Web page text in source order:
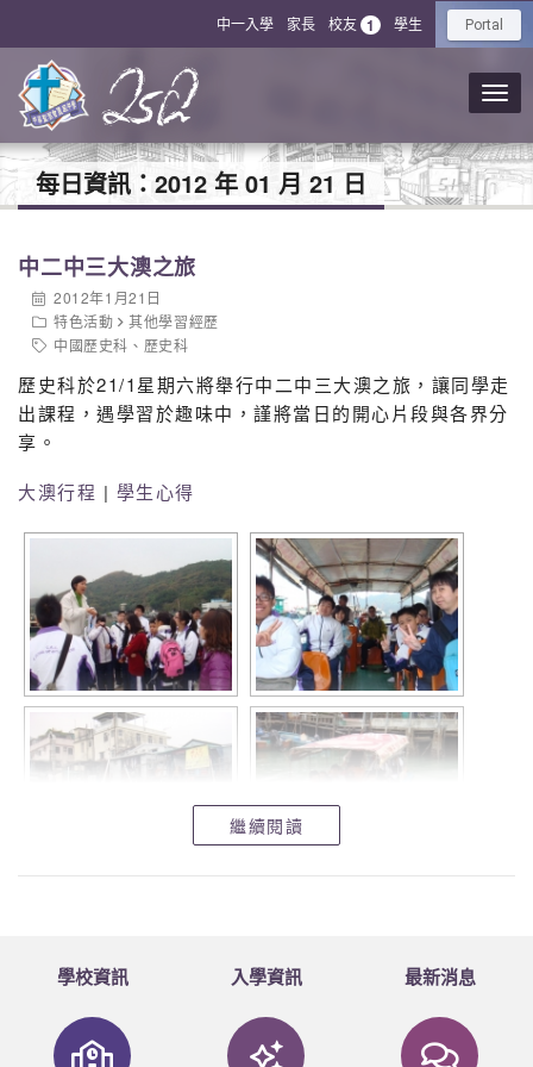
中一入學 家長 校友 1 學生 Portal
每日資訊： 2012 年 01 月 21 日
中二中三大澳之旅
2012年1月21日
特色活動
其他學習經歷
中國歷史科 、 歷史科
歷史科於21/1星期六將舉行中二中三大澳之旅，讓同學走
出課程，遇學習於趣味中，謹將當日的開心片段與各界分
享。
大澳行程 | 學生心得
繼續閱讀
學校資訊 入學資訊 最新消息